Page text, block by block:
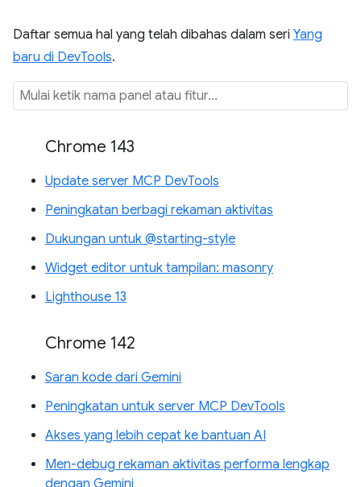
Daftar semua hal yang telah dibahas dalam seri Yang
baru di DevTools.
Chrome 143
Update server MCP DevTools
Peningkatan berbagi rekaman aktivitas
Dukungan untuk @starting-style
Widget editor untuk tampilan: masonry
Lighthouse 13
Chrome 142
Saran kode dari Gemini
Peningkatan untuk server MCP DevTools
Akses yang lebih cepat ke bantuan AI
Men-debug rekaman aktivitas performa lengkap